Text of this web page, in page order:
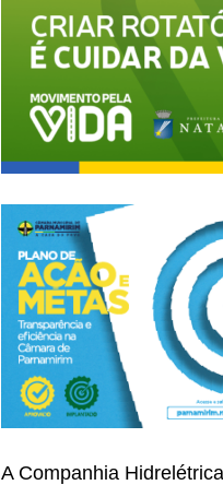
A Companhia